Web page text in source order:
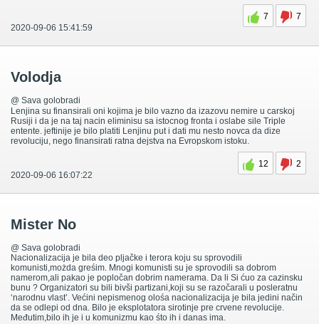
7
7
2020-09-06 15:41:59
Volodja
@ Sava golobradi
Lenjina su finansirali oni kojima je bilo vazno da izazovu nemire u carskoj
Rusiji i da je na taj nacin eliminisu sa istocnog fronta i oslabe sile Triple
entente. jeftinije je bilo platiti Lenjinu put i dati mu nesto novca da dize
revoluciju, nego finansirati ratna dejstva na Evropskom istoku.
12
2
2020-09-06 16:07:22
Mister No
@ Sava golobradi
Nacionalizacija je bila deo pljačke i terora koju su sprovodili
komunisti,możda greśim. Mnogi komunisti su je sprovodili sa dobrom
namerom,ali pakao je popločan dobrim namerama. Da li Si ćuo za cazinsku
bunu ? Organizatori su bili bivši partizani,koji su se razočarali u posleratnu
‘narodnu vlast’. Većini nepismenog olośa nacionalizacija je bila jedini način
da se odlepi od dna. Bilo je eksplotatora sirotinje pre crvene revolucije.
Međutim,bilo ih je i u komunizmu kao śto ih i danas ima.